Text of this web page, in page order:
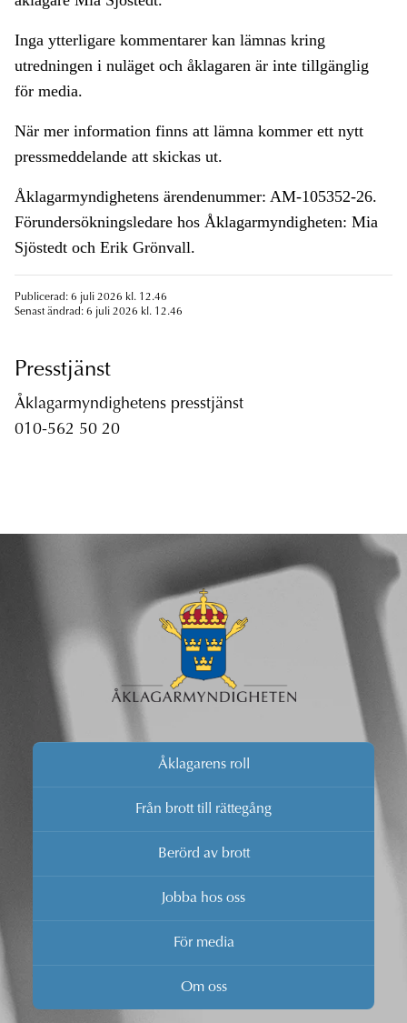
Inga ytterligare kommentarer kan lämnas kring
utredningen i nuläget och åklagaren är inte tillgänglig
för media.
När mer information finns att lämna kommer ett nytt
pressmeddelande att skickas ut.
Åklagarmyndighetens ärendenummer: AM-105352-26.
Förundersökningsledare hos Åklagarmyndigheten: Mia
Sjöstedt och Erik Grönvall.
Publicerad: 6 juli 2026 kl. 12.46
Senast ändrad: 6 juli 2026 kl. 12.46
Presstjänst
Åklagarmyndighetens presstjänst
010-562 50 20
Åklagarens roll
Från brott till rättegång
Berörd av brott
Jobba hos oss
För media
Om oss